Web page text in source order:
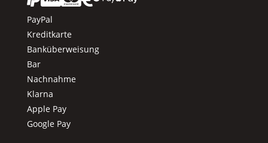
PayPal
Kreditkarte
Banküberweisung
Bar
Nachnahme
Klarna
Apple Pay
Google Pay